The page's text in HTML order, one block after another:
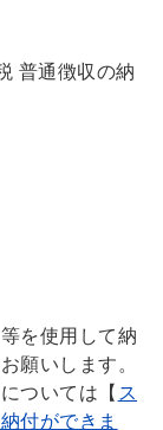
普通徴収の納
を使用して納
願いします。
ついては【 ス
付ができま